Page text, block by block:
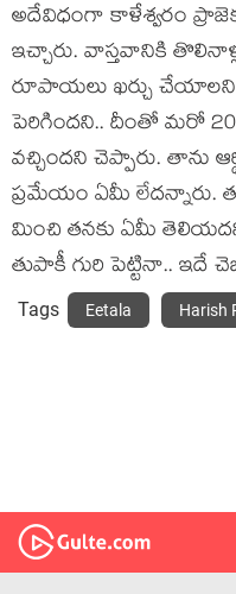
అదేవిధంగా కాళేశ్వ‌రం
ఇచ్చారు. వాస్త‌వానికి
రూపాయ‌లు ఖ‌ర్చు చేయాల‌ని
పెరిగింద‌ని.. దీంతో మ‌రో 20
వ‌చ్చింద‌ని చెప్పారు. తాను
ప్ర‌మేయం ఏమీ లేద‌న్నారు.
మించి త‌న‌కు ఏమీ
తుపాకీ గురి పెట్టినా.. ఇదే
Tags Eetala Harish